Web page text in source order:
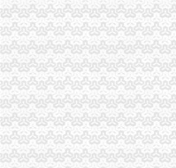
重庆科大学附属儿童院
雷科防务：发行股份及支付现
[年报]常发股份：2011年年度报
雷科防务：中信建投证券股份
[关联交易]常发股份：重大资产
[关联交易]*ST盛工：重大资产
[关联交易]常发股份：重大资产
2015年武进区流动人口子女积
重庆两江新区管理办法_网易新闻